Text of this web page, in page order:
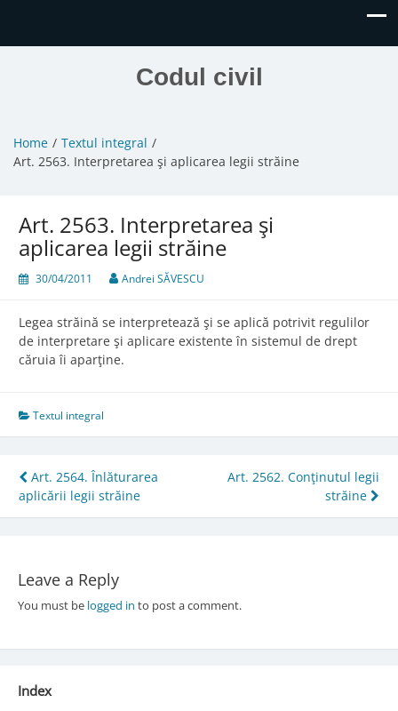
Codul civil
Home
Textul integral
Art. 2563. Interpretarea şi aplicarea legii străine
Art. 2563. Interpretarea şi
aplicarea legii străine
30/04/2011 Andrei SĂVESCU
Legea străină se interpretează şi se aplică potrivit regulilor
de interpretare şi aplicare existente în sistemul de drept
căruia îi aparţine.
Textul integral
Post
navigation
Art. 2564. Înlăturarea
aplicării legii străine
Art. 2562. Conţinutul legii
străine
Leave a Reply
You must be logged in to post a comment.
Index